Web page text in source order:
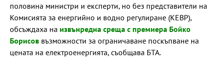
половина министри и експерти, но без представители на
Комисията за енергийно и водно регулиране (КЕВР),
обсъждаха на извънредна среща с премиера Бойко
Борисов възможности за ограничаване поскъпване на
цената на електроенергията, съобщава БТА.